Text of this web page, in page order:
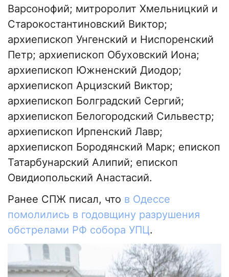
Варсонофий; митрopoлит Хмельницкий и
Старокостантиновский Виктор;
архиепископ Унгенский и Ниспоренский
Петр; архиепископ Обуховский Иона;
архиепископ Южненский Диодор;
архиепископ Арцизский Виктор;
архиепископ Болградский Сергий;
архиепископ Белогородский Сильвестр;
архиепископ Ирпенский Лавр;
архиепископ Бородянский Марк; епископ
Татарбунарский Алипий; епископ
Овидиопольский Анастасий.
Ранее СПЖ писал, что в Одессе
помолились в годовщину разрушения
обстрелами РФ собора УПЦ.